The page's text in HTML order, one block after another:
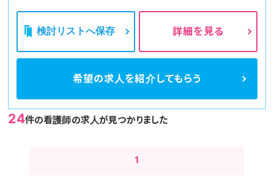
検討リストへ保存 詳細を見る
希望の求人を紹介してもらう
24件の看護師の求人が見つかりました
1